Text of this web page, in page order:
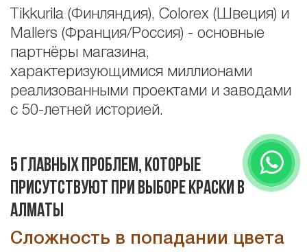
Tikkurila (Финляндия), Colorex (Швеция) и
Mallers (Франция/Россия) - основные
партнёры магазина,
характеризующимися миллионами
реализованными проектами и заводами
с 50-летней историей.
5 главных проблем, которые
присутствуют при выборе краски в
Алматы
Сложность в попадании цвета